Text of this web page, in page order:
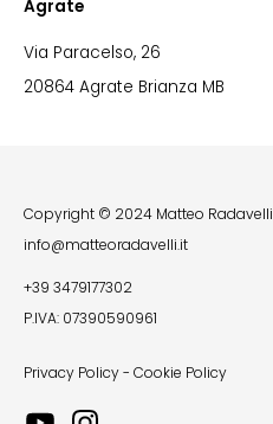
Agrate
Via Paracelso, 26
20864 Agrate Brianza MB
Copyright © 2024 Matteo Radavelli
info@matteoradavelli.it
+39 3479177302
P.IVA: 07390590961
Privacy Policy- Cookie Policy